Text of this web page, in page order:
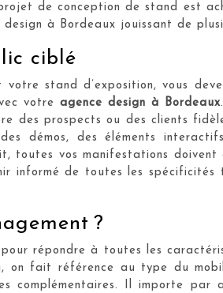
de conception de stand est
à Bordeaux jouissant de
ciblé
votre stand d’exposition, vous
votre agence design à Bordeaux
des prospects ou des clients
démos, des éléments
toutes vos manifestations
de toutes les spécificités
?
répondre à toutes les
on fait référence au type du
complémentaires. Il importe